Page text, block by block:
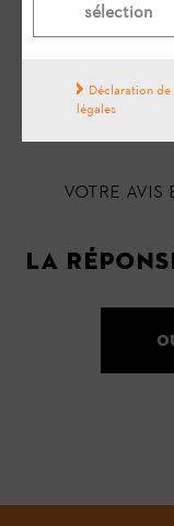
données sont
tampon et
Votre avis
La
sélection
Déclaration
légales